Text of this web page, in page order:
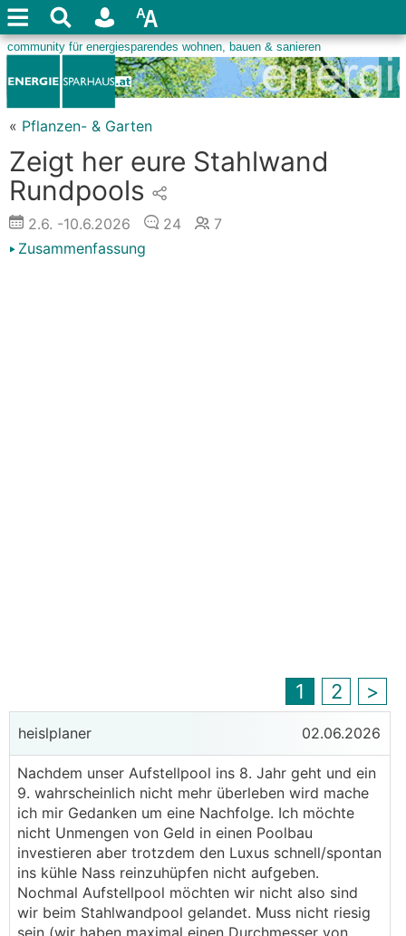
« Pflanzen- & Garten
Zeigt her eure Stahlwand
Rundpools
2.6. -10.6.2026 24
7
Zusammenfassung
1 2 >
heislplaner 02.06.2026
Nachdem unser Aufstellpool ins 8. Jahr geht und ein
9. wahrscheinlich nicht mehr überleben wird mache
ich mir Gedanken um eine Nachfolge. Ich möchte
nicht Unmengen von Geld in einen Poolbau
investieren aber trotzdem den Luxus schnell/spontan
ins kühle Nass reinzuhüpfen nicht aufgeben.
Nochmal Aufstellpool möchten wir nicht also sind
wir beim Stahlwandpool gelandet. Muss nicht riesig
sein (wir haben maximal einen Durchmesser von